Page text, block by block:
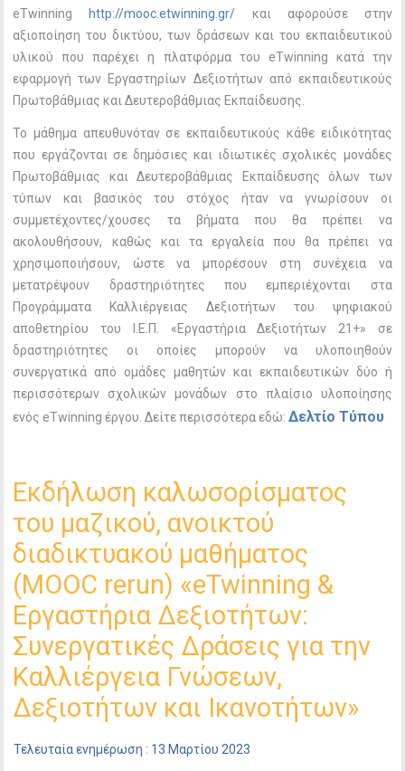
eTwinning http://mooc.etwinning.gr/ και αφορούσε στην
αξιοποίηση του δικτύου, των δράσεων και του εκπαιδευτικού
υλικού που παρέχει η πλατφόρμα του eTwinning κατά την
εφαρμογή των Εργαστηρίων Δεξιοτήτων από εκπαιδευτικούς
Πρωτοβάθμιας και Δευτεροβάθμιας Εκπαίδευσης.
Το μάθημα απευθυνόταν σε εκπαιδευτικούς κάθε ειδικότητας
που εργάζονται σε δημόσιες και ιδιωτικές σχολικές μονάδες
Πρωτοβάθμιας και Δευτεροβάθμιας Εκπαίδευσης όλων των
τύπων και βασικός του στόχος ήταν να γνωρίσουν οι
συμμετέχοντες/χουσες τα βήματα που θα πρέπει να
ακολουθήσουν, καθώς και τα εργαλεία που θα πρέπει να
χρησιμοποιήσουν, ώστε να μπορέσουν στη συνέχεια να
μετατρέψουν δραστηριότητες που εμπεριέχονται στα
Προγράμματα Καλλιέργειας Δεξιοτήτων του ψηφιακού
αποθετηρίου του Ι.Ε.Π. «Εργαστήρια Δεξιοτήτων 21+» σε
δραστηριότητες οι οποίες μπορούν να υλοποιηθούν
συνεργατικά από ομάδες μαθητών και εκπαιδευτικών δύο ή
περισσότερων σχολικών μονάδων στο πλαίσιο υλοποίησης
ενός eTwinning έργου. Δείτε περισσότερα εδώ:Δελτίο Τύπου
Εκδήλωση καλωσορίσματος
του μαζικού, ανοικτού
διαδικτυακού μαθήματος
(MOOC rerun) «eTwinning &
Εργαστήρια Δεξιοτήτων:
Συνεργατικές Δράσεις για την
Καλλιέργεια Γνώσεων,
Δεξιοτήτων και Ικανοτήτων»
Τελευταία ενημέρωση : 13 Μαρτίου 2023